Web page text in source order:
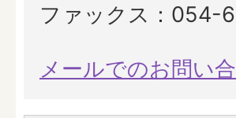
ファックス：054-
メールでのお問い